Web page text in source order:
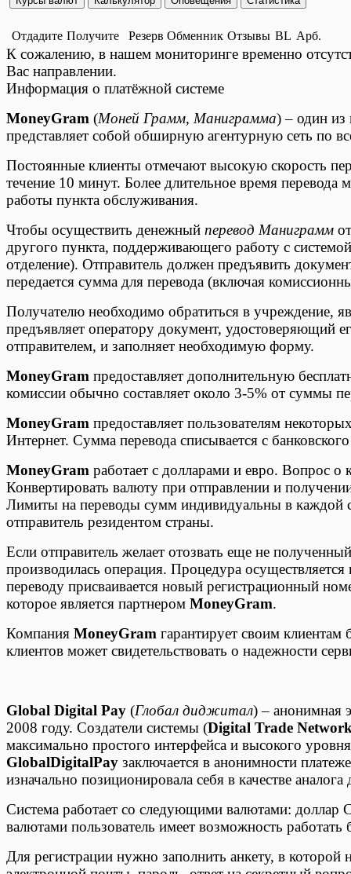
Отдадите Получите Резерв Обменник Отзывы BL Арб.
К сожалению, в нашем мониторинге временно
Вас направлении.
Информация о платёжной системе
MoneyGram (Моней Грамм, Маниграмма) – один из
представляет собой обширную агентурную сеть по
Постоянные клиенты отмечают высокую скорость
течение 10 минут. Более длительное время
работы пункта обслуживания.
Чтобы осуществить денежный перевод Маниграмм
другого пункта, поддерживающего работу с
отделение). Отправитель должен предъявить
передается сумма для перевода (включая
Получателю необходимо обратиться в учреждение,
предъявляет оператору документ, удостоверяющий
отправителем, и заполняет необходимую форму.
MoneyGram предоставляет дополнительную
комиссии обычно составляет около 3-5% от суммы
MoneyGram предоставляет пользователям
Интернет. Сумма перевода списывается с банковского
MoneyGram работает с долларами и евро. Вопрос о
Конвертировать валюту при отправлении и
Лимиты на переводы сумм индивидуальны в каждой
отправитель резидентом страны.
Если отправитель желает отозвать еще не
производилась операция. Процедура
переводу присваивается новый регистрационный
которое является партнером MoneyGram.
Компания MoneyGram гарантирует своим клиентам
клиентов может свидетельствовать о надежности
Global Digital Pay (Глобал диджитал) – анонимная
2008 году. Создатели системы (Digital Trade
максимально простого интерфейса и высокого
GlobalDigitalPay заключается в анонимности
изначально позиционировала себя в качестве
Система работает со следующими валютами:
валютами пользователь имеет возможность
Для регистрации нужно заполнить анкету, в